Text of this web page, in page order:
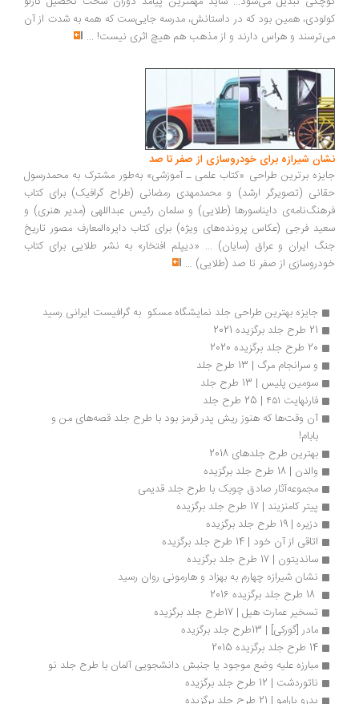
کولودی، همین بود که در داستانش، مدرسه جایی‌ست که همه به شدت از آن
می‌ترسند و هراس دارند و از مذهب هم هیچ اثری نیست! ...
نشان شیرازه برای خودروسازی از صفر تا صد
جایزه برترین طراحی «کتاب علمی ـ آموزشی» به‌طور مشترک به محمدرسول
حقانی (تصویرگر ارشد) و محمدمهدی رمضانی (طراح گرافیک) برای کتاب
فرهنگ‌نامه‌ی دایناسور‌ها (طلایی) و سلمان رئیس عبداللهی (مدیر هنری) و
سعید فرجی (عکاس پرونده‌های ویژه) برای کتاب دایره‌المعارف مصور تاریخ
جنگ ایران و عراق (سایان) ... «دیپلم افتخار» به نشر طلایی برای کتاب
خودروسازی از صفر تا صد (طلایی) ...
جایزه بهترین طراحی جلد نمایشگاه مسکو  به گرافیست ایرانی رسید
21 طرح جلد برگزیده 2021
20 طرح جلد برگزیده 2020
و سرانجام مرگ | 13 طرح جلد
سومین پلیس | 13 طرح جلد
فارنهایت ۴۵۱ | 25 طرح جلد
بابام!
بهترین طرح جلدهای 2018
والدن | 18 طرح جلد برگزیده
مجموعه‌آثار صادق چوبک با طرح جلد قدیمی
پیتر کامنزیند | 17 طرح جلد برگزیده
دزیره | 19 طرح جلد برگزیده
اتاقی از آن خود | 14 طرح جلد برگزیده
ساندیتون | 17 طرح جلد برگزیده
نشان شیرازه چهارم به بهزاد و هارمونی روان رسید
تسخیر عمارت هیل | 17طرح جلد برگزیده
مادر [گورکی] | 13طرح جلد برگزیده
14 طرح جلد برگزیده 2015
مبارزه علیه وضع موجود یا جنبش دانشجویی آلمان با طرح جلد نو
ناتوردشت | 12 طرح جلد برگزیده